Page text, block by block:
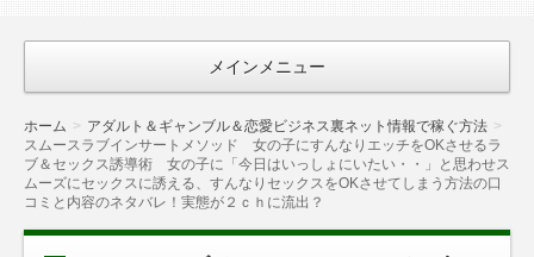
メインメニュー
ホーム
アダルト＆ギャンブル＆恋愛ビジネス裏ネット情報で稼ぐ方法
スムースラブインサートメソッド 女の子にすんなりエッチをOKさせるラ
ブ＆セックス誘導術 女の子に「今日はいっしょにいたい・・」と思わせス
ムーズにセックスに誘える、すんなりセックスをOKさせてしまう方法の口
コミと内容のネタバレ！実態が２ｃｈに流出？